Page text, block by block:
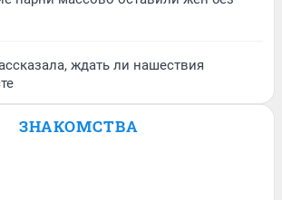
ждать ли нашествия
ЗНАКОМСТВА